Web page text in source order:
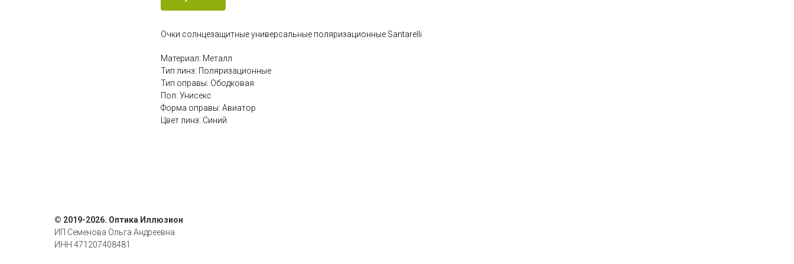
Очки солнцезащитные универсальные поляризационные Santarelli
Материал: Металл
Тип линз: Поляризационные
Тип оправы: Ободковая
Пол: Унисекс
Форма оправы: Авиатор
Цвет линз: Синий
© 2019-2026. Оптика Иллюзион
ИП Семенова Ольга Андреевна
ИНН 471207408481